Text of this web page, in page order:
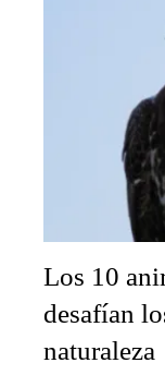
Los 10
desafían
naturaleza